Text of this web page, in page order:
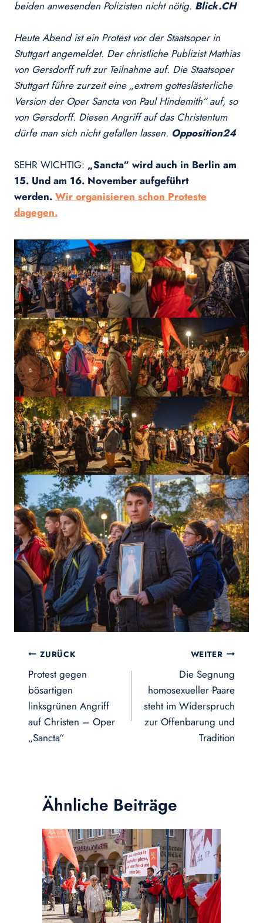
beiden anwesenden Polizisten nicht nötig. Blick.CH
Heute Abend ist ein Protest vor der Staatsoper in
Stuttgart angemeldet. Der christliche Publizist Mathias
von Gersdorff ruft zur Teilnahme auf. Die Staatsoper
Stuttgart führe zurzeit eine „extrem gotteslästerliche
Version der Oper Sancta von Paul Hindemith“ auf, so
von Gersdorff. Diesen Angriff auf das Christentum
dürfe man sich nicht gefallen lassen. Opposition24
SEHR WICHTIG: „Sancta“ wird auch in Berlin am
15. Und am 16. November aufgeführt
werden. Wir organisieren schon Proteste
dagegen.
Beitragsnavigation
ZURÜCK
Protest gegen
bösartigen
linksgrünen Angriff
auf Christen – Oper
„Sancta“
WEITER
Die Segnung
homosexueller Paare
steht im Widerspruch
zur Offenbarung und
Tradition
Ähnliche Beiträge